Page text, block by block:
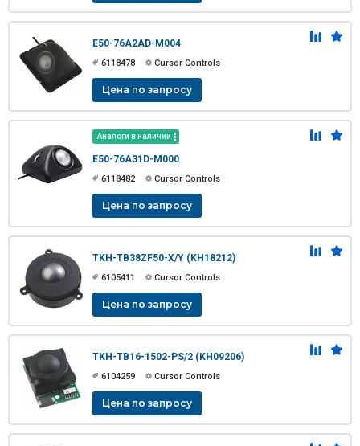
E50-76A2AD-M004
6118478 Cursor Controls
Цена по запросу
Аналоги в наличии
E50-76A31D-M000
6118482 Cursor Controls
Цена по запросу
TKH-TB38ZF50-X/Y (KH18212)
6105411 Cursor Controls
Цена по запросу
TKH-TB16-1502-PS/2 (KH09206)
6104259 Cursor Controls
Цена по запросу